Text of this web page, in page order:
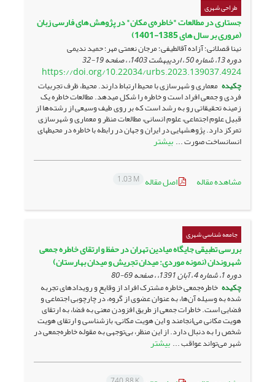
طراحی شهری
جستاری در مطالعات "خاطره‌ی مکان" در پژوهش های فارسی زبان
(مروری بر سال های 1385-1401)
نینا قصلانی؛ آزاده آقالطیفی؛ مرجان نعمتی مهر؛ حمید ندیمی
دوره 13، شماره 50 ، اردیبهشت 1403، ، صفحه 19-32
https://doi.org/10.22034/urbs.2023.139037.4924
چکیده معماری و شهرسازی با محیط ارتباط دارند. محیط، ظرف تجربیات
فردی و جمعی افراد است و خاطره را شکل می­دهد. مطالعات خاطره یک
زمینه تحقیقاتی رو به رشد است که بر روی طیف وسیعی از رشته‌ها از
قبیل علوم اجتماعی، علوم انسانی، مطالعات منظر و معماری و شهرسازی
تمرکز دارد. پژوهش­هایی در ایران و جهان در رابطه با خاطره در محیط­های
انسان­ساخت صورت ... بیشتر
مشاهده مقاله اصل مقاله 1.03 M
جامعه شناسی شهری
بررسی تطبیقی جایگاه میادین تهران در حفظ و ارتقای خاطره جمعی
شهروندان (نمونه موردی: میدان تجریش و میدان بهارستان)
دوره 1، شماره 4 ، آبان 1391، ، صفحه
69-80
چکیده خاطره‌جمعی خاطره‌ مشترک افراد از وقایع و رویدادهای تجربه
شده به وسیله آن‌ها، به عنوان عضوی از گروه، در چارچوبی اجتماعی و
فضایی است. خاطرات‌ جمعی از طریق افزودن معنی به فضا، به ارتقای
هویت مکانی می‌انجامند و این هویت مکانی، بازشناسی و ارتقای هویت
شخص را به دنبال دارد. از این منظر، بی‌توجهی به مقوله خاطره‌جمعی در
شهر می‌تواند عواقب ... بیشتر